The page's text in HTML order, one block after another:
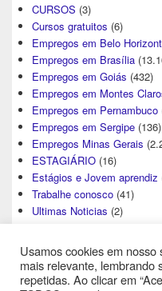
CURSOS (3)
Cursos gratuitos (6)
Empregos em Belo
Empregos em Brasília
Empregos em Goiás (432)
Empregos em Montes
Empregos em Pernambuco
Empregos em Sergipe (136)
Empregos Minas Gerais
ESTAGIÁRIO (16)
Estágios e Jovem aprendiz
Trabalhe conosco (41)
Ultimas Noticias (2)
Usamos cookies em
mais relevante, lembrando
repetidas. Ao clicar em